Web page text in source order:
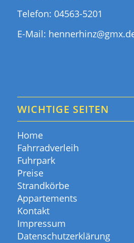
Telefon: 04563-5201
E-Mail:
WICHTIGE SEITEN
Home
Fahrradverleih
Fuhrpark
Preise
Strandkörbe
Appartements
Kontakt
Impressum
Datenschutzerklärung